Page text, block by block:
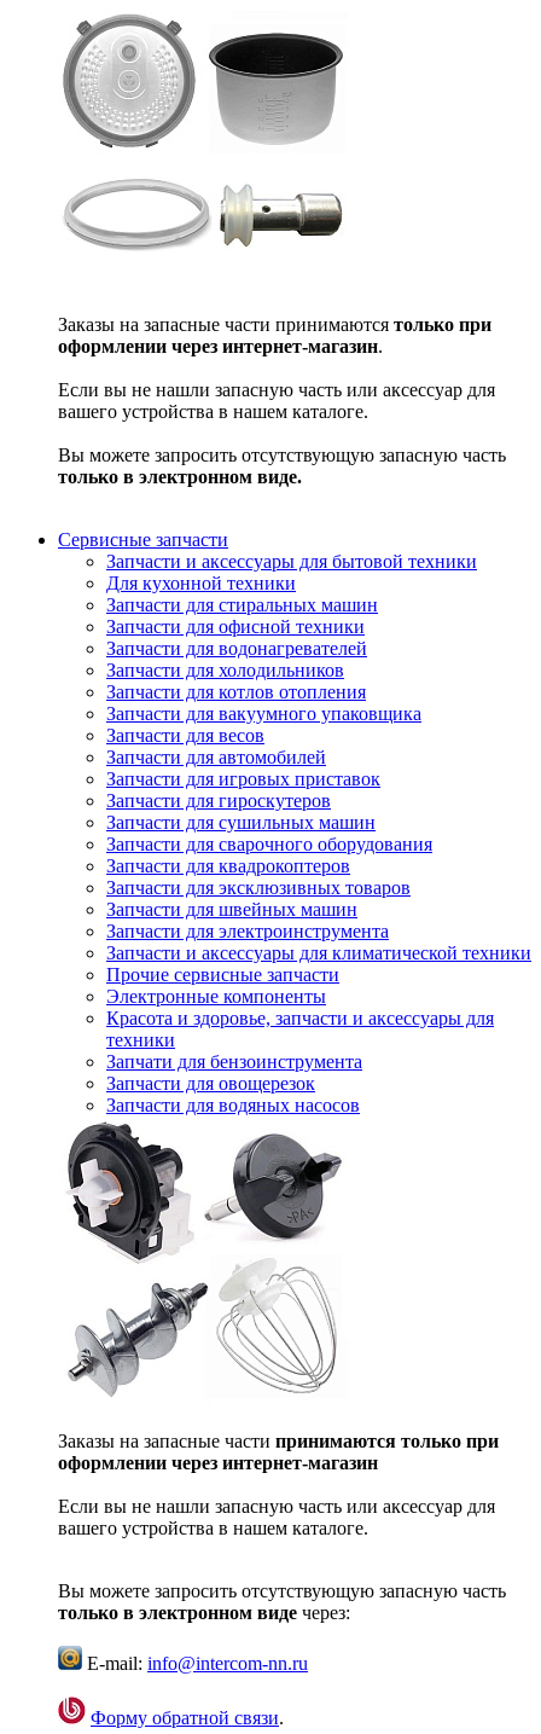
Заказы на запасные части принимаются только при
оформлении через интернет-магазин.
Если вы не нашли запасную часть или аксессуар для
вашего устройства в нашем каталоге.
Вы можете запросить отсутствующую запасную часть
только в электронном виде.
Сервисные запчасти
Запчасти и аксессуары для бытовой техники
Для кухонной техники
Запчасти для стиральных машин
Запчасти для офисной техники
Запчасти для водонагревателей
Запчасти для холодильников
Запчасти для котлов отопления
Запчасти для вакуумного упаковщика
Запчасти для весов
Запчасти для автомобилей
Запчасти для игровых приставок
Запчасти для гироскутеров
Запчасти для сушильных машин
Запчасти для сварочного оборудования
Запчасти для квадрокоптеров
Запчасти для эксклюзивных товаров
Запчасти для швейных машин
Запчасти для электроинструмента
Запчасти и аксессуары для климатической техники
Прочие сервисные запчасти
Электронные компоненты
Красота и здоровье, запчасти и аксессуары для
техники
Запчати для бензоинструмента
Запчасти для овощерезок
Запчасти для водяных насосов
Заказы на запасные части принимаются только при
оформлении через интернет-магазин
Если вы не нашли запасную часть или аксессуар для
вашего устройства в нашем каталоге.
Вы можете запросить отсутствующую запасную часть
только в электронном виде через:
E-mail: info@intercom-nn.ru
Форму обратной связи.